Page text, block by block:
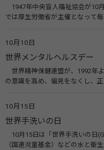
1947年中央盲人福祉協会が10
では厚生労働省が主催となって
会）
10月10日
世界メンタルヘルスデー
世界精神保健連盟が、1992年
の意識を高め、偏見をなくし、
す。 関連リンク 世界メンタルヘルスデー（厚生労働省） 働く人のメンタ
ルヘルス・ポータルサイト「こ
10月15日
世界手洗いの日
10月15日は「世界手洗いの日
（国連児童基金）などの水と衛